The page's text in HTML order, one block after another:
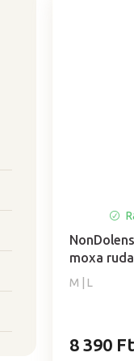
moxa
M | L
8 390 Ft